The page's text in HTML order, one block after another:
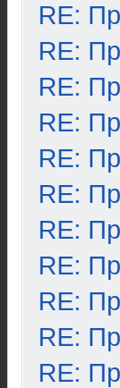
RE:
RE:
RE:
RE:
RE:
RE:
RE:
RE:
RE:
RE:
RE: